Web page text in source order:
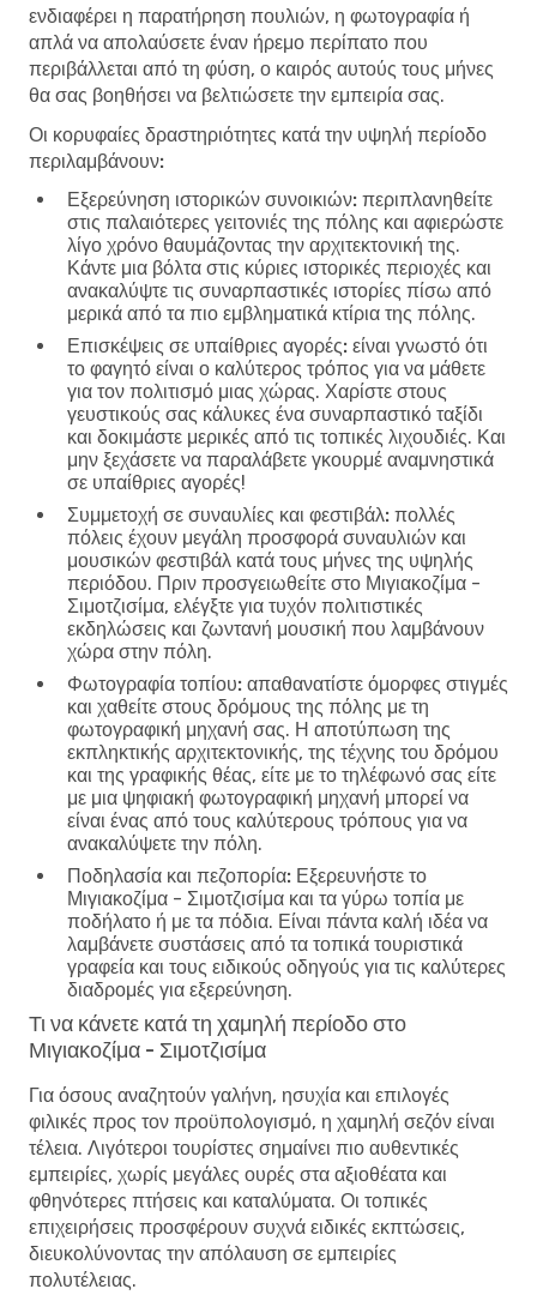
ενδιαφέρει η παρατήρηση πουλιών, η φωτογραφία ή
απλά να απολαύσετε έναν ήρεμο περίπατο που
περιβάλλεται από τη φύση, ο καιρός αυτούς τους μήνες
θα σας βοηθήσει να βελτιώσετε την εμπειρία σας.
Οι κορυφαίες δραστηριότητες κατά την υψηλή περίοδο
περιλαμβάνουν:
Εξερεύνηση ιστορικών συνοικιών: περιπλανηθείτε
στις παλαιότερες γειτονιές της πόλης και αφιερώστε
λίγο χρόνο θαυμάζοντας την αρχιτεκτονική της.
Κάντε μια βόλτα στις κύριες ιστορικές περιοχές και
ανακαλύψτε τις συναρπαστικές ιστορίες πίσω από
μερικά από τα πιο εμβληματικά κτίρια της πόλης.
Επισκέψεις σε υπαίθριες αγορές: είναι γνωστό ότι
το φαγητό είναι ο καλύτερος τρόπος για να μάθετε
για τον πολιτισμό μιας χώρας. Χαρίστε στους
γευστικούς σας κάλυκες ένα συναρπαστικό ταξίδι
και δοκιμάστε μερικές από τις τοπικές λιχουδιές. Και
μην ξεχάσετε να παραλάβετε γκουρμέ αναμνηστικά
σε υπαίθριες αγορές!
Συμμετοχή σε συναυλίες και φεστιβάλ: πολλές
πόλεις έχουν μεγάλη προσφορά συναυλιών και
μουσικών φεστιβάλ κατά τους μήνες της υψηλής
περιόδου. Πριν προσγειωθείτε στο Μιγιακοζίμα -
Σιμοτζισίμα, ελέγξτε για τυχόν πολιτιστικές
εκδηλώσεις και ζωντανή μουσική που λαμβάνουν
χώρα στην πόλη.
Φωτογραφία τοπίου: απαθανατίστε όμορφες στιγμές
και χαθείτε στους δρόμους της πόλης με τη
φωτογραφική μηχανή σας. Η αποτύπωση της
εκπληκτικής αρχιτεκτονικής, της τέχνης του δρόμου
και της γραφικής θέας, είτε με το τηλέφωνό σας είτε
με μια ψηφιακή φωτογραφική μηχανή μπορεί να
είναι ένας από τους καλύτερους τρόπους για να
ανακαλύψετε την πόλη.
Ποδηλασία και πεζοπορία: Εξερευνήστε το
Μιγιακοζίμα - Σιμοτζισίμα και τα γύρω τοπία με
ποδήλατο ή με τα πόδια. Είναι πάντα καλή ιδέα να
λαμβάνετε συστάσεις από τα τοπικά τουριστικά
γραφεία και τους ειδικούς οδηγούς για τις καλύτερες
διαδρομές για εξερεύνηση.
Τι να κάνετε κατά τη χαμηλή περίοδο στο
Μιγιακοζίμα - Σιμοτζισίμα
Για όσους αναζητούν γαλήνη, ησυχία και επιλογές
φιλικές προς τον προϋπολογισμό, η χαμηλή σεζόν είναι
τέλεια. Λιγότεροι τουρίστες σημαίνει πιο αυθεντικές
εμπειρίες, χωρίς μεγάλες ουρές στα αξιοθέατα και
φθηνότερες πτήσεις και καταλύματα. Οι τοπικές
επιχειρήσεις προσφέρουν συχνά ειδικές εκπτώσεις,
διευκολύνοντας την απόλαυση σε εμπειρίες
πολυτέλειας.